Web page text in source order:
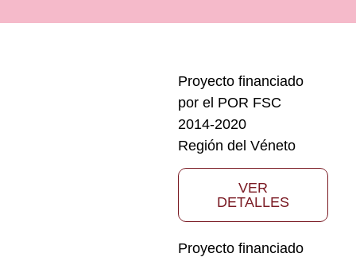
Proyecto financiado
por el POR FSC
2014-2020
Región del Véneto
VER
DETALLES
Proyecto financiado